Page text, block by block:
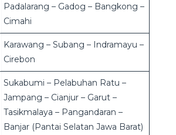
Padalarang – Gadog – Bangkong –
Cimahi
Karawang – Subang – Indramayu –
Cirebon
Sukabumi – Pelabuhan Ratu –
Jampang – Cianjur – Garut –
Tasikmalaya – Pangandaran –
Banjar (Pantai Selatan Jawa Barat)